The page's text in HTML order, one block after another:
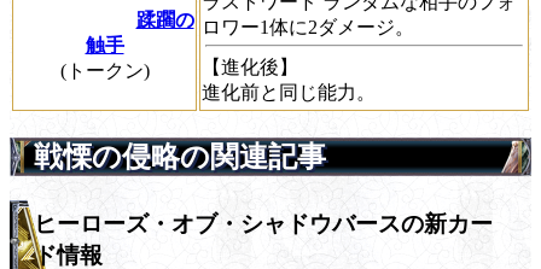
蹂躙の
触手
(トークン)
ロワー1体に2ダメージ。
【進化後】
進化前と同じ能力。
戦慄の侵略の関連記事
ヒーローズ・オブ・シャドウバースの新カー
ド情報